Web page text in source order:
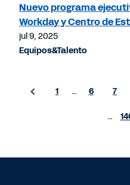
Nuevo programa
Workday y Centro de
jul 9, 2025
Equipos&Talento
1 … 6 7
…